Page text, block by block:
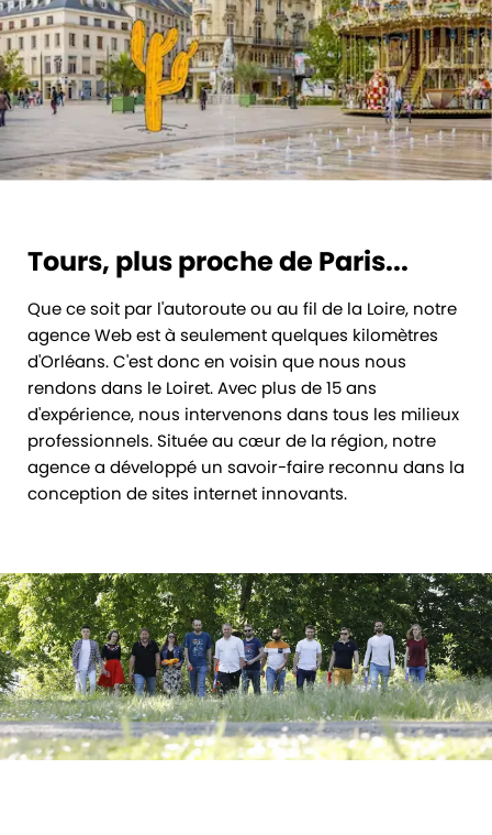
Tours, plus proche de Paris...
Que ce soit par l'autoroute ou au fil de la Loire, notre
agence Web est à seulement quelques kilomètres
d'Orléans. C'est donc en voisin que nous nous
rendons dans le Loiret. Avec plus de 15 ans
d'expérience, nous intervenons dans tous les milieux
professionnels. Située au cœur de la région, notre
agence a développé un savoir-faire reconnu dans la
conception de sites internet innovants.